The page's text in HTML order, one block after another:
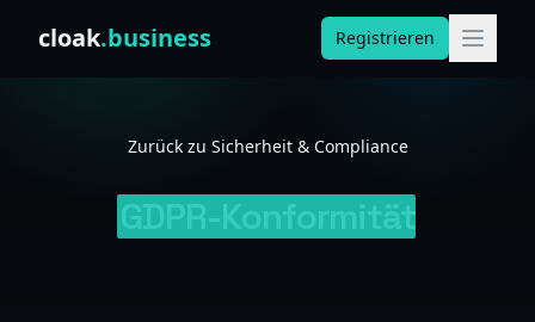
cloak.business Registrieren
Zurück zu Sicherheit & Compliance